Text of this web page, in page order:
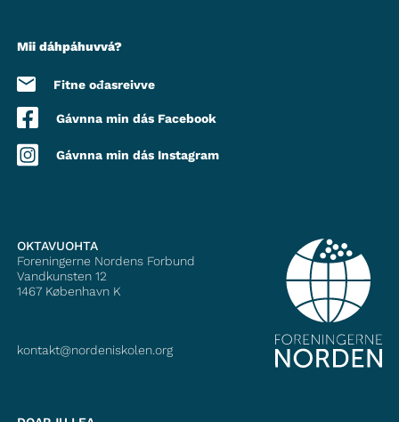
Mii dáhpáhuvvá?
Fitne ođasreivve
Gávnna min dás Facebook
Gávnna min dás Instagram
OKTAVUOHTA
Foreningerne Nordens Forbund
Vandkunsten 12
1467 København K
kontakt@nordeniskolen.org